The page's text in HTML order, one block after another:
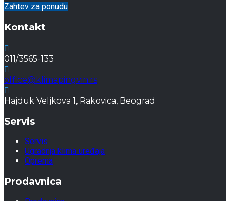
Zahtev za ponudu
Kontakt
011/3565-133
office@klimapingvin.rs
Hajduk Veljkova 1, Rakovica, Beograd
Servis
Servis
Ugradnja klima uređaja
Oprema
Prodavnica